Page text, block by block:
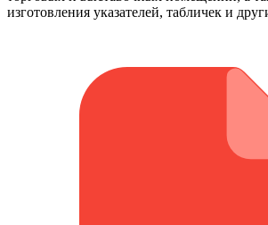
изготовления указателей, табличек и